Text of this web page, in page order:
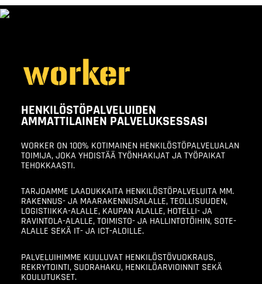
HENKILÖSTÖPALVELUIDEN
AMMATTILAINEN PALVELUKSESSASI
WORKER ON 100% KOTIMAINEN HENKILÖSTÖPALVELUALAN
TOIMIJA, JOKA YHDISTÄÄ TYÖNHAKIJAT JA TYÖPAIKAT
TEHOKKAASTI.
TARJOAMME LAADUKKAITA HENKILÖSTÖPALVELUITA MM.
RAKENNUS- JA MAARAKENNUSALALLE, TEOLLISUUDEN,
LOGISTIIKKA-ALALLE, KAUPAN ALALLE, HOTELLI- JA
RAVINTOLA-ALALLE, TOIMISTO- JA HALLINTOTÖIHIN, SOTE-
ALALLE SEKÄ IT- JA ICT-ALOILLE.
PALVELUIHIMME KUULUVAT HENKILÖSTÖVUOKRAUS,
REKRYTOINTI, SUORAHAKU, HENKILÖARVIOINNIT SEKÄ
KOULUTUKSET.